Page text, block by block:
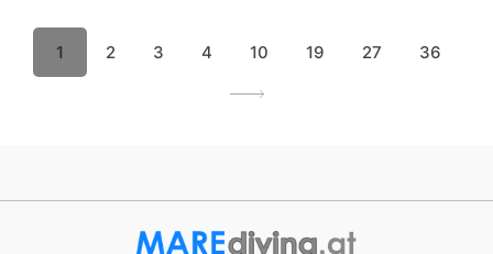
1 2 3 4 10 19 27 36